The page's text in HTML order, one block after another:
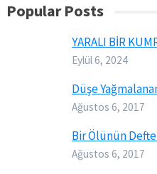
Popular Posts
YARALI BİR
Eylül 6, 2024
Düşe
Ağustos 6, 2017
Bir Ölünün
Ağustos 6, 2017